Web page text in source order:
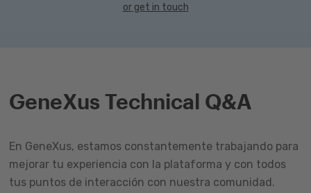
or get in touch
GeneXus Technical Q&A
En GeneXus, estamos constantemente trabajando para
mejorar tu experiencia con la plataforma y con todos
tus puntos de interacción con nuestra comunidad.